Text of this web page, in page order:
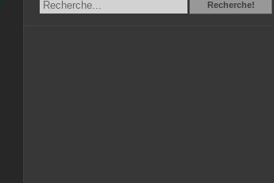
RechercheRecherche!